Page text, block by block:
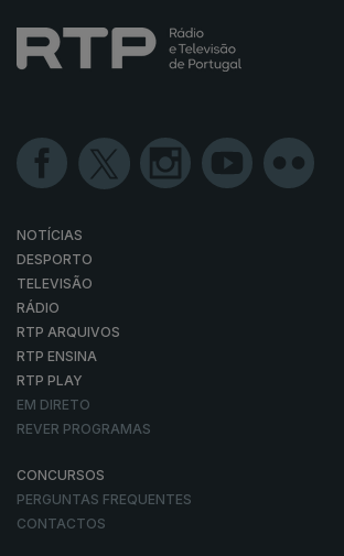
NOTÍCIAS
DESPORTO
TELEVISÃO
RÁDIO
RTP ARQUIVOS
RTP ENSINA
RTP PLAY
EM DIRETO
REVER PROGRAMAS
CONCURSOS
PERGUNTAS FREQUENTES
CONTACTOS